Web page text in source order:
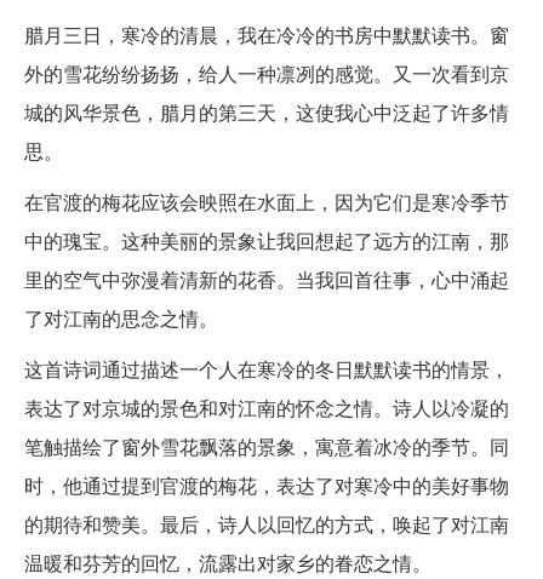
腊月三日，寒冷的清晨，我在冷冷的书房中默默读书。窗
外的雪花纷纷扬扬，给人一种凛冽的感觉。又一次看到京
城的风华景色，腊月的第三天，这使我心中泛起了许多情
思。
在官渡的梅花应该会映照在水面上，因为它们是寒冷季节
中的瑰宝。这种美丽的景象让我回想起了远方的江南，那
里的空气中弥漫着清新的花香。当我回首往事，心中涌起
了对江南的思念之情。
这首诗词通过描述一个人在寒冷的冬日默默读书的情景，
表达了对京城的景色和对江南的怀念之情。诗人以冷凝的
笔触描绘了窗外雪花飘落的景象，寓意着冰冷的季节。同
时，他通过提到官渡的梅花，表达了对寒冷中的美好事物
的期待和赞美。最后，诗人以回忆的方式，唤起了对江南
温暖和芬芳的回忆，流露出对家乡的眷恋之情。